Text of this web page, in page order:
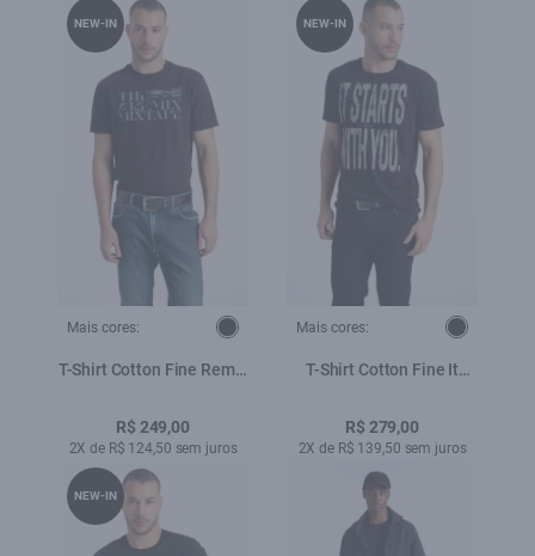
Mais cores:
T-Shirt Cotton Fine Remix
R$ 249,00
2X de R$ 124,50 sem juros
NEW-IN
Mais cores:
T-Shirt Cotton Fine It
Preto
R$ 279,00
2X de R$ 139,50 sem juros
NEW-IN
NEW-IN